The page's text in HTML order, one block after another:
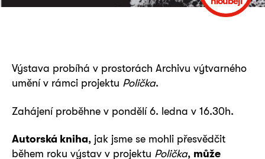
Výstava probíhá v prostorách Archivu výtvarného
umění v rámci projektu Polička.
Zahájení proběhne v pondělí 6. ledna v 16.30h.
Autorská kniha, jak jsme se mohli přesvědčit
během roku výstav v projektu Polička, může